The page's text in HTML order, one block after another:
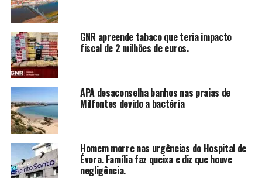
GNR apreende tabaco que teria impacto
fiscal de 2 milhões de euros.
APA desaconselha banhos nas praias de
Milfontes devido a bactéria
Homem morre nas urgências do Hospital de
Évora. Família faz queixa e diz que houve
negligência.